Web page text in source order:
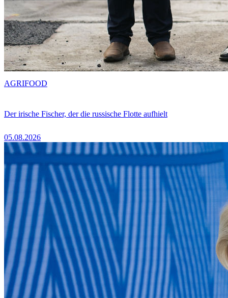
Der irische Fischer, der die russische Flotte aufhielt
05.08.2026
AGRIFOOD